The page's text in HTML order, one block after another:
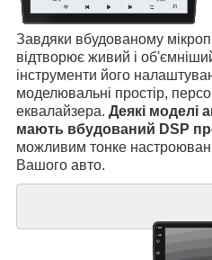
Завдяки вбудованому
відтворює живий і
інструменти його
моделювальні простір,
еквалайзера. Деякі моделі
мають вбудований DSP
можливим тонке
Вашого авто.